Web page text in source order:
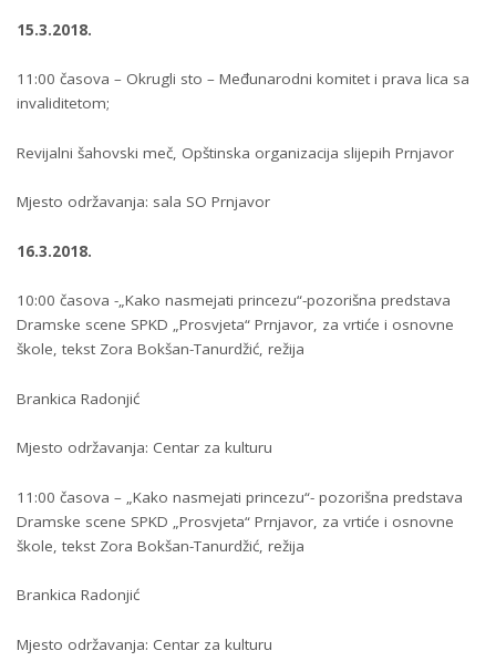
15.3.2018.
11:00 časova – Okrugli sto – Međunarodni komitet i prava lica sa
invaliditetom;
Revijalni šahovski meč, Opštinska organizacija slijepih Prnjavor
Mjesto održavanja: sala SO Prnjavor
16.3.2018.
10:00 časova -„Kako nasmejati princezu“-pozorišna predstava
Dramske scene SPKD „Prosvjeta“ Prnjavor, za vrtiće i osnovne
škole, tekst Zora Bokšan-Tanurdžić, režija
Brankica Radonjić
Mjesto održavanja: Centar za kulturu
11:00 časova – „Kako nasmejati princezu“- pozorišna predstava
Dramske scene SPKD „Prosvjeta“ Prnjavor, za vrtiće i osnovne
škole, tekst Zora Bokšan-Tanurdžić, režija
Brankica Radonjić
Mjesto održavanja: Centar za kulturu